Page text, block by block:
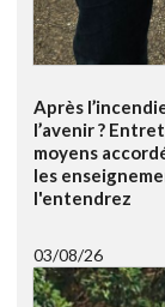
Après
l’avenir ?
moyens
les
l'entendrez
03/08/26